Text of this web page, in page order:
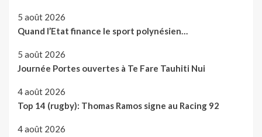
5 août 2026
Quand l’Etat finance le sport polynésien…
5 août 2026
Journée Portes ouvertes à Te Fare Tauhiti Nui
4 août 2026
Top 14 (rugby): Thomas Ramos signe au Racing 92
4 août 2026